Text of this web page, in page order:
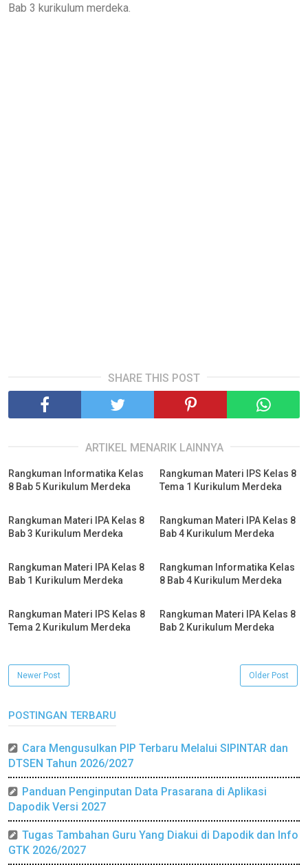
Bab 3 kurikulum merdeka.
SHARE THIS POST
ARTIKEL MENARIK LAINNYA
Rangkuman Informatika Kelas
8 Bab 5 Kurikulum Merdeka
Rangkuman Materi IPS Kelas 8
Tema 1 Kurikulum Merdeka
Rangkuman Materi IPA Kelas 8
Bab 3 Kurikulum Merdeka
Rangkuman Materi IPA Kelas 8
Bab 4 Kurikulum Merdeka
Rangkuman Materi IPA Kelas 8
Bab 1 Kurikulum Merdeka
Rangkuman Informatika Kelas
8 Bab 4 Kurikulum Merdeka
Rangkuman Materi IPS Kelas 8
Tema 2 Kurikulum Merdeka
Rangkuman Materi IPA Kelas 8
Bab 2 Kurikulum Merdeka
Newer Post Older Post
POSTINGAN TERBARU
Cara Mengusulkan PIP Terbaru Melalui SIPINTAR dan
DTSEN Tahun 2026/2027
Panduan Penginputan Data Prasarana di Aplikasi
Dapodik Versi 2027
Tugas Tambahan Guru Yang Diakui di Dapodik dan Info
GTK 2026/2027